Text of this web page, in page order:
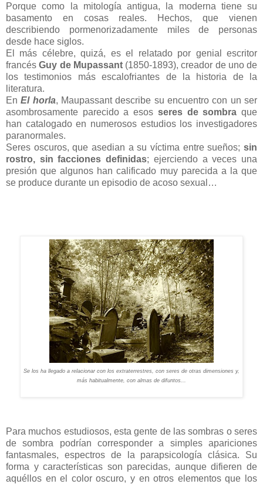
Porque como la mitología antigua, la moderna tiene su
basamento en cosas reales. Hechos, que vienen
describiendo pormenorizadamente miles de personas
desde hace siglos.
El más célebre, quizá, es el relatado por genial escritor
francésGuy de Mupassant (1850-1893), creador de uno de
los testimonios más escalofriantes de la historia de la
literatura.
EnEl horla, Maupassant describe su encuentro con un ser
asombrosamente parecido a esos seres de sombra que
han catalogado en numerosos estudios los investigadores
paranormales.
Seres oscuros, que asedian a su víctima entre sueños; sin
rostro, sin facciones definidas; ejerciendo a veces una
presión que algunos han calificado muy parecida a la que
se produce durante un episodio de acoso sexual…
Se los ha llegado a relacionar con los extraterrestres, con seres de otras dimensiones y,
más habitualmente, con almas de difuntos...
Para muchos estudiosos, esta gente de las sombras o seres
de sombra podrían corresponder a simples apariciones
fantasmales, espectros de la parapsicología clásica. Su
forma y características son parecidas, aunque difieren de
aquéllos en el color oscuro, y en otros elementos que los